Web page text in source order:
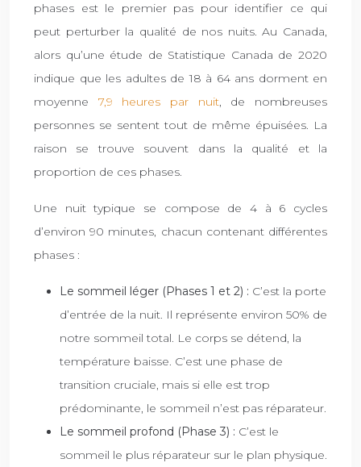
phases est le premier pas pour identifier ce qui
peut perturber la qualité de nos nuits. Au Canada,
alors qu’une étude de Statistique Canada de 2020
indique que les adultes de 18 à 64 ans dorment en
moyenne 7,9 heures par nuit, de nombreuses
personnes se sentent tout de même épuisées. La
raison se trouve souvent dans la qualité et la
proportion de ces phases.
Une nuit typique se compose de 4 à 6 cycles
d’environ 90 minutes, chacun contenant différentes
phases :
Le sommeil léger (Phases 1 et 2) : C’est la porte
d’entrée de la nuit. Il représente environ 50% de
notre sommeil total. Le corps se détend, la
température baisse. C’est une phase de
transition cruciale, mais si elle est trop
prédominante, le sommeil n’est pas réparateur.
Le sommeil profond (Phase 3) : C’est le
sommeil le plus réparateur sur le plan physique.